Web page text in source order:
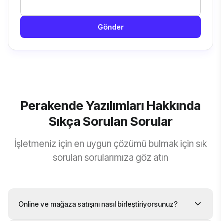
Gönder
Perakende Yazılımları Hakkında
Sıkça Sorulan Sorular
İşletmeniz için en uygun çözümü bulmak için sık
sorulan sorularımıza göz atın
Online ve mağaza satışını nasıl birleştiriyorsunuz?